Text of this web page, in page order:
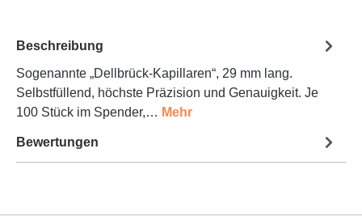
Beschreibung
Sogenannte „Dellbrück-Kapillaren“, 29 mm lang.
Selbstfüllend, höchste Präzision und Genauigkeit. Je
100 Stück im Spender,… Mehr
Bewertungen